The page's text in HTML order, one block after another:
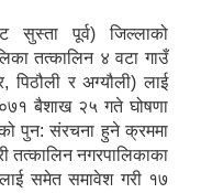
सुस्ता पूर्व) जिल्लाको
तत्कालिन ४ वटा गाउँ
पिठौली र अग्यौली) लाई
बैशाख २५ गते घोषणा
पुन: संरचना हुने क्रममा
तत्कालिन नगरपालिकाका
समेत समावेश गरी १७